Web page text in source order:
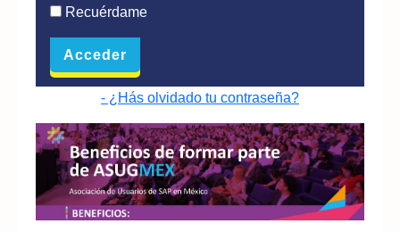
Recuérdame
- ¿Hás olvidado tu contraseña?